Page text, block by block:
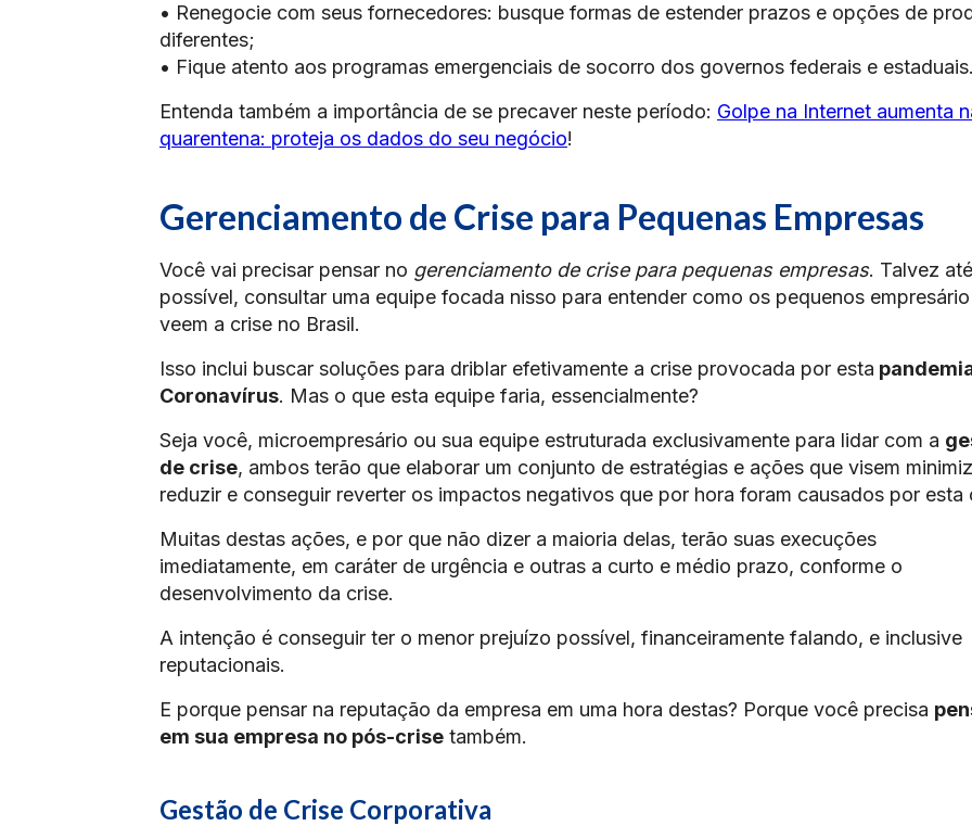
• Renegocie com seus fornecedores: busque formas de estender prazos e opções de
diferentes;
• Fique atento aos programas emergenciais de socorro dos governos federais e estaduais.
Entenda também a importância de se precaver neste período: Golpe na Internet aumenta
quarentena: proteja os dados do seu negócio!
Gerenciamento de Crise para Pequenas Empresas
Você vai precisar pensar no gerenciamento de crise para pequenas empresas. Talvez
possível, consultar uma equipe focada nisso para entender como os pequenos empresário
veem a crise no Brasil.
Isso inclui buscar soluções para driblar efetivamente a crise provocada por esta
Coronavírus. Mas o que esta equipe faria, essencialmente?
Seja você, microempresário ou sua equipe estruturada exclusivamente para lidar com a
de crise, ambos terão que elaborar um conjunto de estratégias e ações que visem
reduzir e conseguir reverter os impactos negativos que por hora foram causados por esta
Muitas destas ações, e por que não dizer a maioria delas, terão suas execuções
imediatamente, em caráter de urgência e outras a curto e médio prazo, conforme o
desenvolvimento da crise.
A intenção é conseguir ter o menor prejuízo possível, financeiramente falando, e inclusive
reputacionais.
E porque pensar na reputação da empresa em uma hora destas? Porque você precisa
em sua empresa no pós-crise também.
Gestão de Crise Corporativa